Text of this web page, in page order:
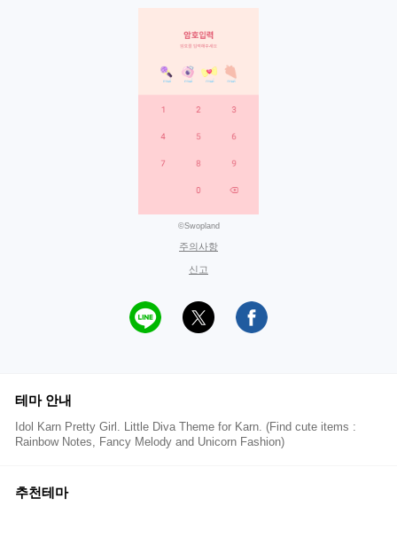
©Swopland
주의사항
신고
테마 안내
Idol Karn Pretty Girl. Little Diva Theme for Karn. (Find cute items :
Rainbow Notes, Fancy Melody and Unicorn Fashion)
추천테마